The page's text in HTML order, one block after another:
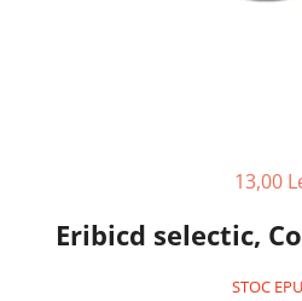
13,00
Eribicd selectic,
STOC